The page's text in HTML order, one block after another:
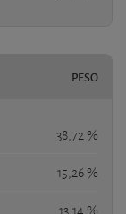
PESO
38,72 %
15,26 %
13,14 %